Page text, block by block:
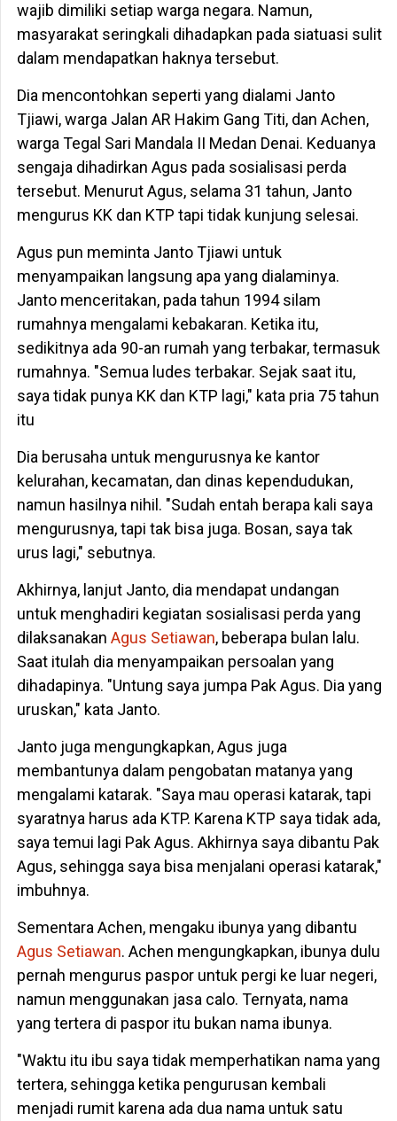
wajib dimiliki setiap warga negara. Namun,
masyarakat seringkali dihadapkan pada siatuasi sulit
dalam mendapatkan haknya tersebut.
Dia mencontohkan seperti yang dialami Janto
Tjiawi, warga Jalan AR Hakim Gang Titi, dan Achen,
warga Tegal Sari Mandala II Medan Denai. Keduanya
sengaja dihadirkan Agus pada sosialisasi perda
tersebut. Menurut Agus, selama 31 tahun, Janto
mengurus KK dan KTP tapi tidak kunjung selesai.
Agus pun meminta Janto Tjiawi untuk
menyampaikan langsung apa yang dialaminya.
Janto menceritakan, pada tahun 1994 silam
rumahnya mengalami kebakaran. Ketika itu,
sedikitnya ada 90-an rumah yang terbakar, termasuk
rumahnya. "Semua ludes terbakar. Sejak saat itu,
saya tidak punya KK dan KTP lagi," kata pria 75 tahun
itu
Dia berusaha untuk mengurusnya ke kantor
kelurahan, kecamatan, dan dinas kependudukan,
namun hasilnya nihil. "Sudah entah berapa kali saya
mengurusnya, tapi tak bisa juga. Bosan, saya tak
urus lagi," sebutnya.
Akhirnya, lanjut Janto, dia mendapat undangan
untuk menghadiri kegiatan sosialisasi perda yang
dilaksanakan Agus Setiawan, beberapa bulan lalu.
Saat itulah dia menyampaikan persoalan yang
dihadapinya. "Untung saya jumpa Pak Agus. Dia yang
uruskan," kata Janto.
Janto juga mengungkapkan, Agus juga
membantunya dalam pengobatan matanya yang
mengalami katarak. "Saya mau operasi katarak, tapi
syaratnya harus ada KTP. Karena KTP saya tidak ada,
saya temui lagi Pak Agus. Akhirnya saya dibantu Pak
Agus, sehingga saya bisa menjalani operasi katarak,"
imbuhnya.
Sementara Achen, mengaku ibunya yang dibantu
Agus Setiawan. Achen mengungkapkan, ibunya dulu
pernah mengurus paspor untuk pergi ke luar negeri,
namun menggunakan jasa calo. Ternyata, nama
yang tertera di paspor itu bukan nama ibunya.
"Waktu itu ibu saya tidak memperhatikan nama yang
tertera, sehingga ketika pengurusan kembali
menjadi rumit karena ada dua nama untuk satu